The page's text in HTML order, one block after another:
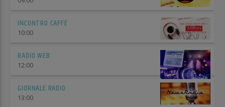
INCONTRO CAFFÈ
10:00
RADIO WEB
12:00
GIORNALE RADIO
13:00